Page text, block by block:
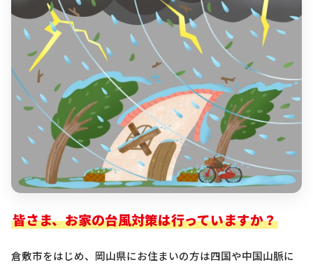
皆さま、お家の台風対策は行っていますか？
倉敷市をはじめ、岡山県にお住まいの方は四国や中国山脈に